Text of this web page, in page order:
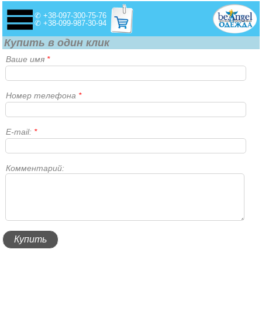
✆ +38-097-300-75-76
✆ +38-099-987-30-94
Купить в один клик
Ваше имя *
Номер телефона *
E-mail: *
Комментарий: